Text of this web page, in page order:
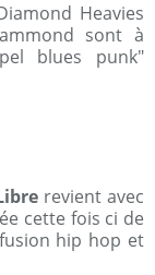
Heavies
sont à
blues punk"
revient avec
cette fois ci de
hip hop et